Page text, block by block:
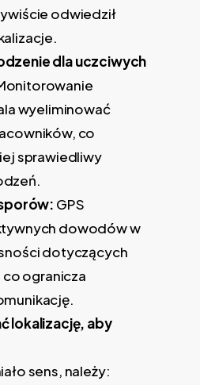
odwiedził
dla uczciwych
wyeliminować
co
sprawiedliwy
GPS
dowodów w
dotyczących
ogranicza
lokalizację, aby
sens, należy: